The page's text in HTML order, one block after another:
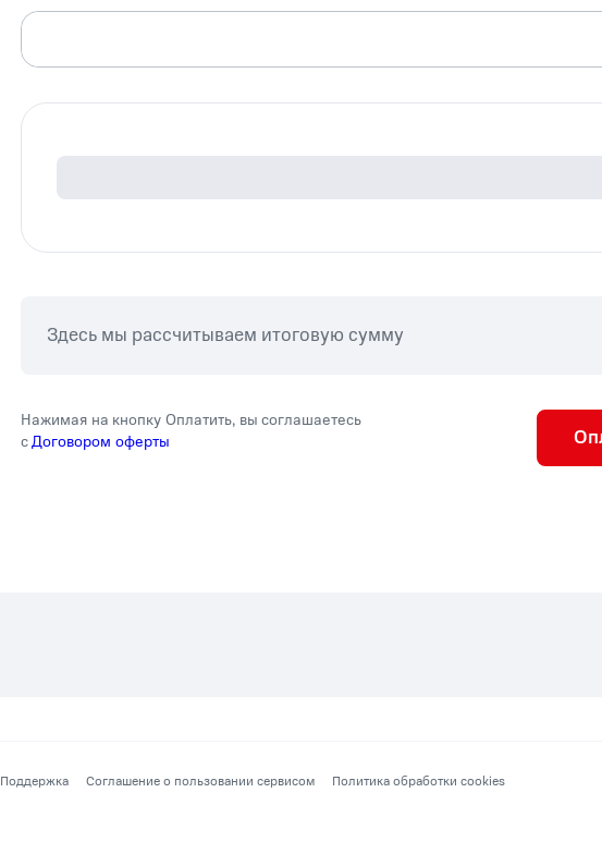
Здесь мы рассчитываем итоговую сумму
Нажимая на кнопку Оплатить, вы соглашаетесь
сДоговором оферты
Поддержка Соглашение о пользовании сервисом Политика обработки cookies